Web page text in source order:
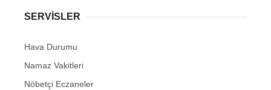
SERVİSLER
Hava Durumu
Namaz Vakitleri
Nöbetçi Eczaneler